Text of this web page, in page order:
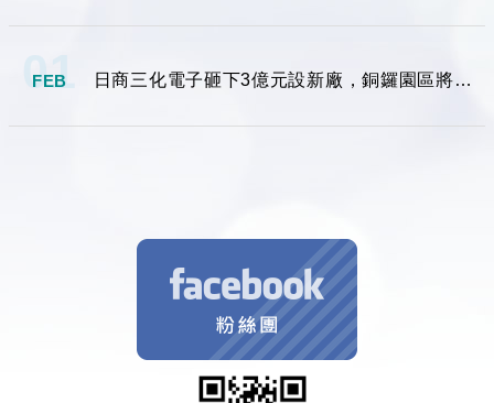
01
FEB 日商三化電子砸下3億元設新廠，銅鑼園區將成為半導體材料供應專區